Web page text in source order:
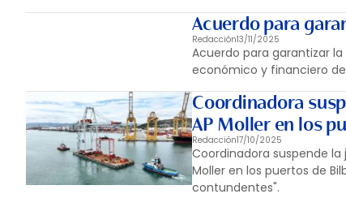
Acuerdo para
Redacción13/11/2025
Acuerdo para garantizar
económico y financiero
Coordinadora
AP Moller en los
Redacción17/10/2025
Coordinadora suspende
Moller en los puertos de
contundentes".